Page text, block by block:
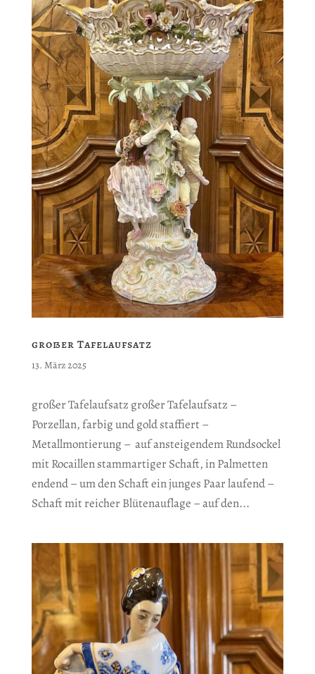
großer Tafelaufsatz
13. März 2025
großer Tafelaufsatz großer Tafelaufsatz –
Porzellan, farbig und gold staffiert –
Metallmontierung – auf ansteigendem Rundsockel
mit Rocaillen stammartiger Schaft, in Palmetten
endend – um den Schaft ein junges Paar laufend –
Schaft mit reicher Blütenauflage – auf den...